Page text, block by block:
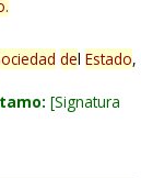
.
del Estado,
Signatura